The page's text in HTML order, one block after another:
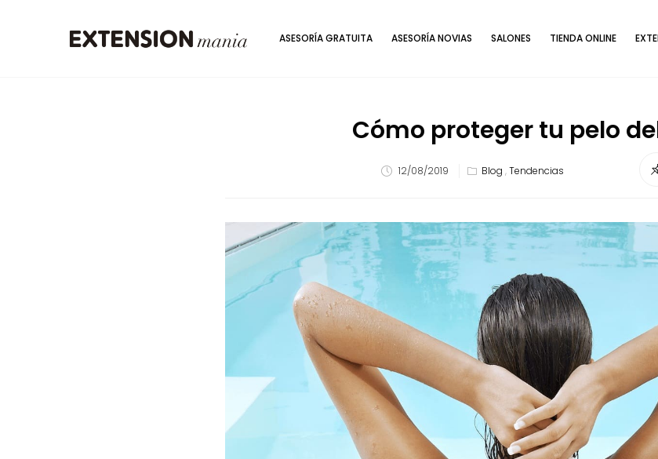
ASESORÍA GRATUITA ASESORÍA NOVIAS SALONES TIENDA ONLINE
Cómo proteger tu pelo
12/08/2019 Blog , Tendencias